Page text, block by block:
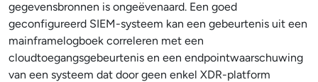
gegevensbronnen is ongeëvenaard. Een goed
geconfigureerd SIEM-systeem kan een gebeurtenis uit een
mainframelogboek correleren met een
cloudtoegangsgebeurtenis en een endpointwaarschuwing
van een systeem dat door geen enkel XDR-platform